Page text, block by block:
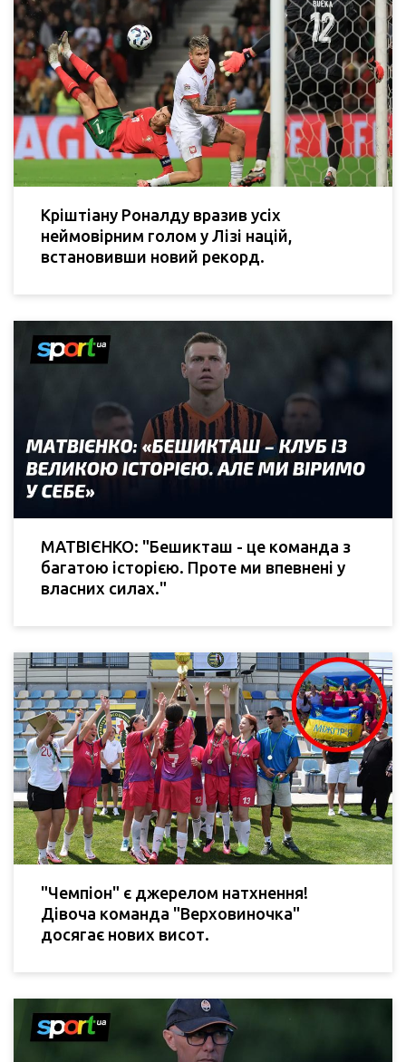
Кріштіану Роналду вразив усіх
неймовірним голом у Лізі націй,
встановивши новий рекорд.
МАТВІЄНКО: "Бешикташ - це команда з
багатою історією. Проте ми впевнені у
власних силах."
"Чемпіон" є джерелом натхнення!
Дівоча команда "Верховиночка"
досягає нових висот.